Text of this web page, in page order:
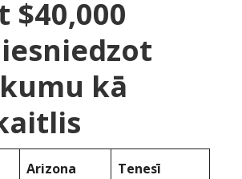
$40,000
kā
Arizona Tenesī